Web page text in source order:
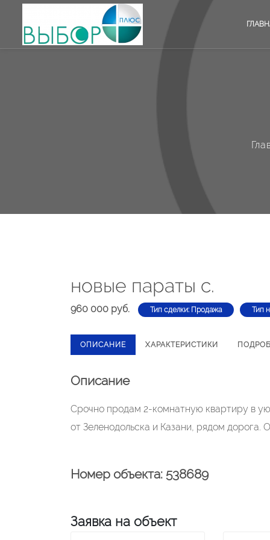
новые параты с.
960 000 руб. Тип сделки: Продажа Тип
ОПИСАНИЕ ХАРАКТЕРИСТИКИ
Описание
Срочно продам 2-комнатную квартиру в
от Зеленодольска и Казани, рядом дорога.
Номер объекта: 538689
Заявка на объект